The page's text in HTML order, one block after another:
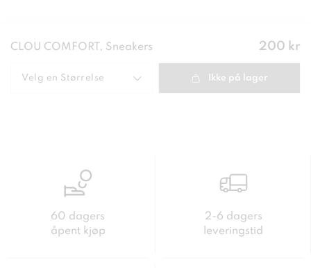
CLOU COMFORT, Sneakers Pris:
200 kr
Velg en Størrelse Ikke på lager
60 dagers
åpent kjøp
2-6 dagers
leveringstid